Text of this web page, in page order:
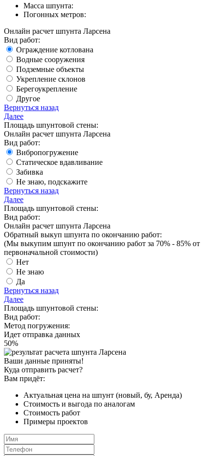
Масса шпунта:
Погонных метров:
Онлайн расчет шпунта Ларсена
Вид работ:
Ограждение котлована
Водные сооружения
Подземные объекты
Укрепление склонов
Берегоукрепление
Другое
Вернуться назад
Далее
Площадь шпунтовой стены:
Онлайн расчет шпунта Ларсена
Вид работ:
Вибропогружение
Статическое вдавливание
Забивка
Не знаю, подскажите
Вернуться назад
Далее
Площадь шпунтовой стены:
Вид работ:
Онлайн расчет шпунта Ларсена
Обратный выкуп шпунта по окончанию работ:
(Мы выкупим шпунт по окончанию работ за 70% - 85% от
первоначальной стоимости)
Нет
Не знаю
Да
Вернуться назад
Далее
Площадь шпунтовой стены:
Вид работ:
Метод погружения:
Идет отправка данных
50%
Ваши данные приняты!
Куда отправить расчет?
Вам придёт:
Актуальная цена на шпунт (новый, бу, Аренда)
Стоимость и выгода по аналогам
Стоимость работ
Примеры проектов